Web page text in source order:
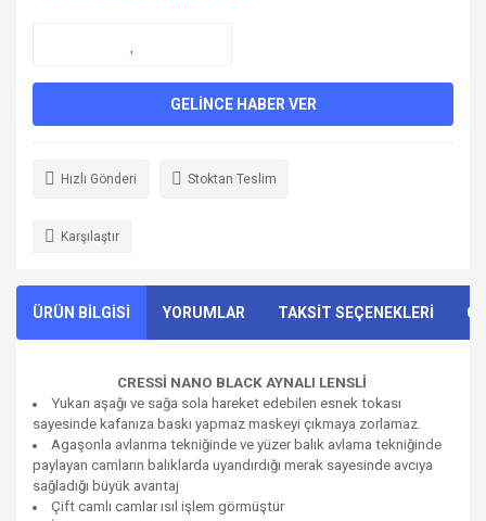
GELİNCE HABER VER
Hızlı Gönderi Stoktan Teslim
Karşılaştır
ÜRÜN BİLGİSİ YORUMLAR TAKSİT SEÇENEKLERİ
CRESSİ NANO BLACK AYNALI LENSLİ
Yukarı aşağı ve sağa sola hareket edebilen esnek tokası
sayesinde kafanıza baskı yapmaz maskeyi çıkmaya zorlamaz.
Agaşonla avlanma tekniğinde ve yüzer balık avlama tekniğinde
paylayan camların balıklarda uyandırdığı merak sayesinde avcıya
sağladığı büyük avantaj
Çift camlı camlar ısıl işlem görmüştür